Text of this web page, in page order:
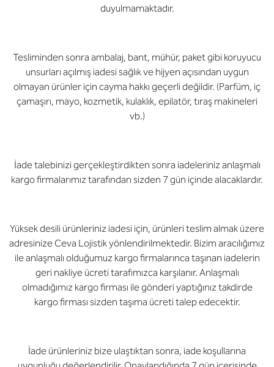
duyulmamaktadır.
Tesliminden sonra ambalaj, bant, mühür, paket gibi koruyucu
unsurları açılmış iadesi sağlık ve hijyen açısından uygun
olmayan ürünler için cayma hakkı geçerli değildir. (Parfüm, iç
çamaşırı, mayo, kozmetik, kulaklık, epilatör, tıraş makineleri
vb.)
İade talebinizi gerçekleştirdikten sonra iadeleriniz anlaşmalı
kargo firmalarımız tarafından sizden 7 gün içinde alacaklardır.
Yüksek desili ürünleriniz iadesi için, ürünleri teslim almak üzere
adresinize Ceva Lojistik yönlendirilmektedir. Bizim aracılığımız
ile anlaşmalı olduğumuz kargo firmalarınca taşınan iadelerin
geri nakliye ücreti tarafımızca karşılanır. Anlaşmalı
olmadığımız kargo firması ile gönderi yaptığınız takdirde
kargo firması sizden taşıma ücreti talep edecektir.
İade ürünleriniz bize ulaştıktan sonra, iade koşullarına